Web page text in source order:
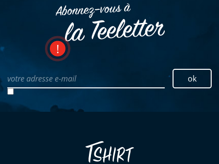
Abonnez–vous à
la Teeletter
votre adresse e-mail ok